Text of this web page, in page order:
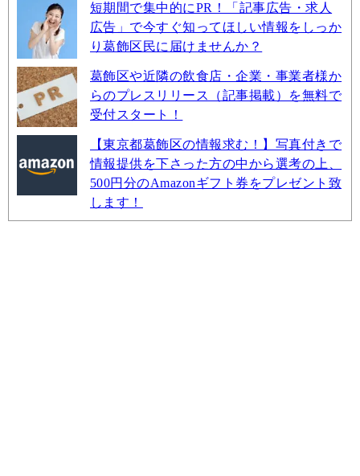
短期間で集中的にPR！「記事広告・求人
広告」で今すぐ知ってほしい情報をしっか
り葛飾区民に届けませんか？
葛飾区や近隣の飲食店・企業・事業者様か
らのプレスリリース（記事掲載）を無料で
受付スタート！
【東京都葛飾区の情報求む！】写真付きで
情報提供を下さった方の中から選考の上、
500円分のAmazonギフト券をプレゼント致
します！